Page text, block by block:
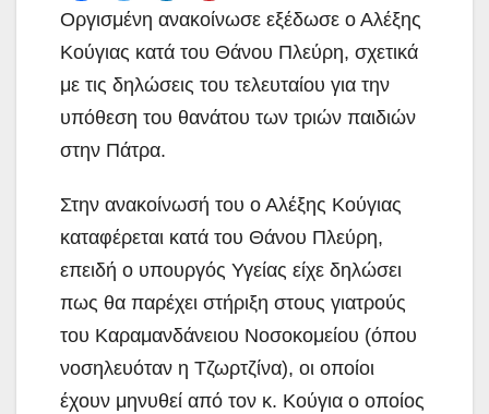
Οργισμένη ανακοίνωσε εξέδωσε ο Αλέξης
Κούγιας κατά του Θάνου Πλεύρη, σχετικά
με τις δηλώσεις του τελευταίου για την
υπόθεση του θανάτου των τριών παιδιών
στην Πάτρα.
Στην ανακοίνωσή του ο Αλέξης Κούγιας
καταφέρεται κατά του Θάνου Πλεύρη,
επειδή ο υπουργός Υγείας είχε δηλώσει
πως θα παρέχει στήριξη στους γιατρούς
του Καραμανδάνειου Νοσοκομείου (όπου
νοσηλευόταν η Τζωρτζίνα), οι οποίοι
έχουν μηνυθεί από τον κ. Κούγια ο οποίος